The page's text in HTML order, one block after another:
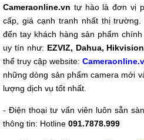
Cameraonline.vn tự hào là đơn vị
cấp, giá cạnh tranh nhất thị
đến tay khách hàng sản phẩm
uy tín như: EZVIZ, Dahua,
thể truy cập website:
những dòng sản phẩm camera mới
lượng dịch vụ tốt nhất.
- Điện thoại tư vấn viên luôn sẵn
thông tin: Hotline 091.7878.999